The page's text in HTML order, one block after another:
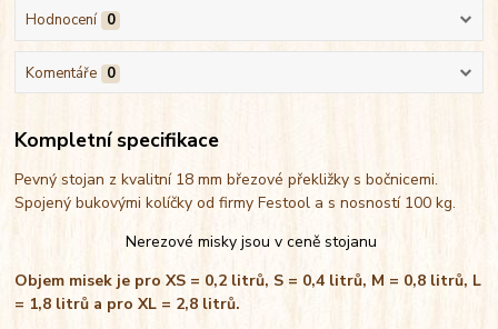
Hodnocení 0
Komentáře 0
Kompletní specifikace
Pevný stojan z kvalitní 18 mm březové překližky s bočnicemi.
Spojený bukovými kolíčky od firmy Festool a s nosností 100 kg.
Nerezové misky jsou v ceně stojanu
Objem misek je pro XS = 0,2 litrů, S = 0,4 litrů, M = 0,8 litrů, L
= 1,8 litrů a pro XL = 2,8 litrů.